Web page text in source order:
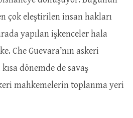
çok eleştirilen insan hakları
yapılan işkenceler hala
Che Guevara’nın askeri
dönemde de savaş
mahkemelerin toplanma yeri